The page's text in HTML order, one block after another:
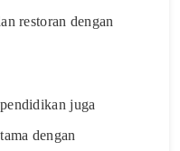
restoran dengan
juga
dengan